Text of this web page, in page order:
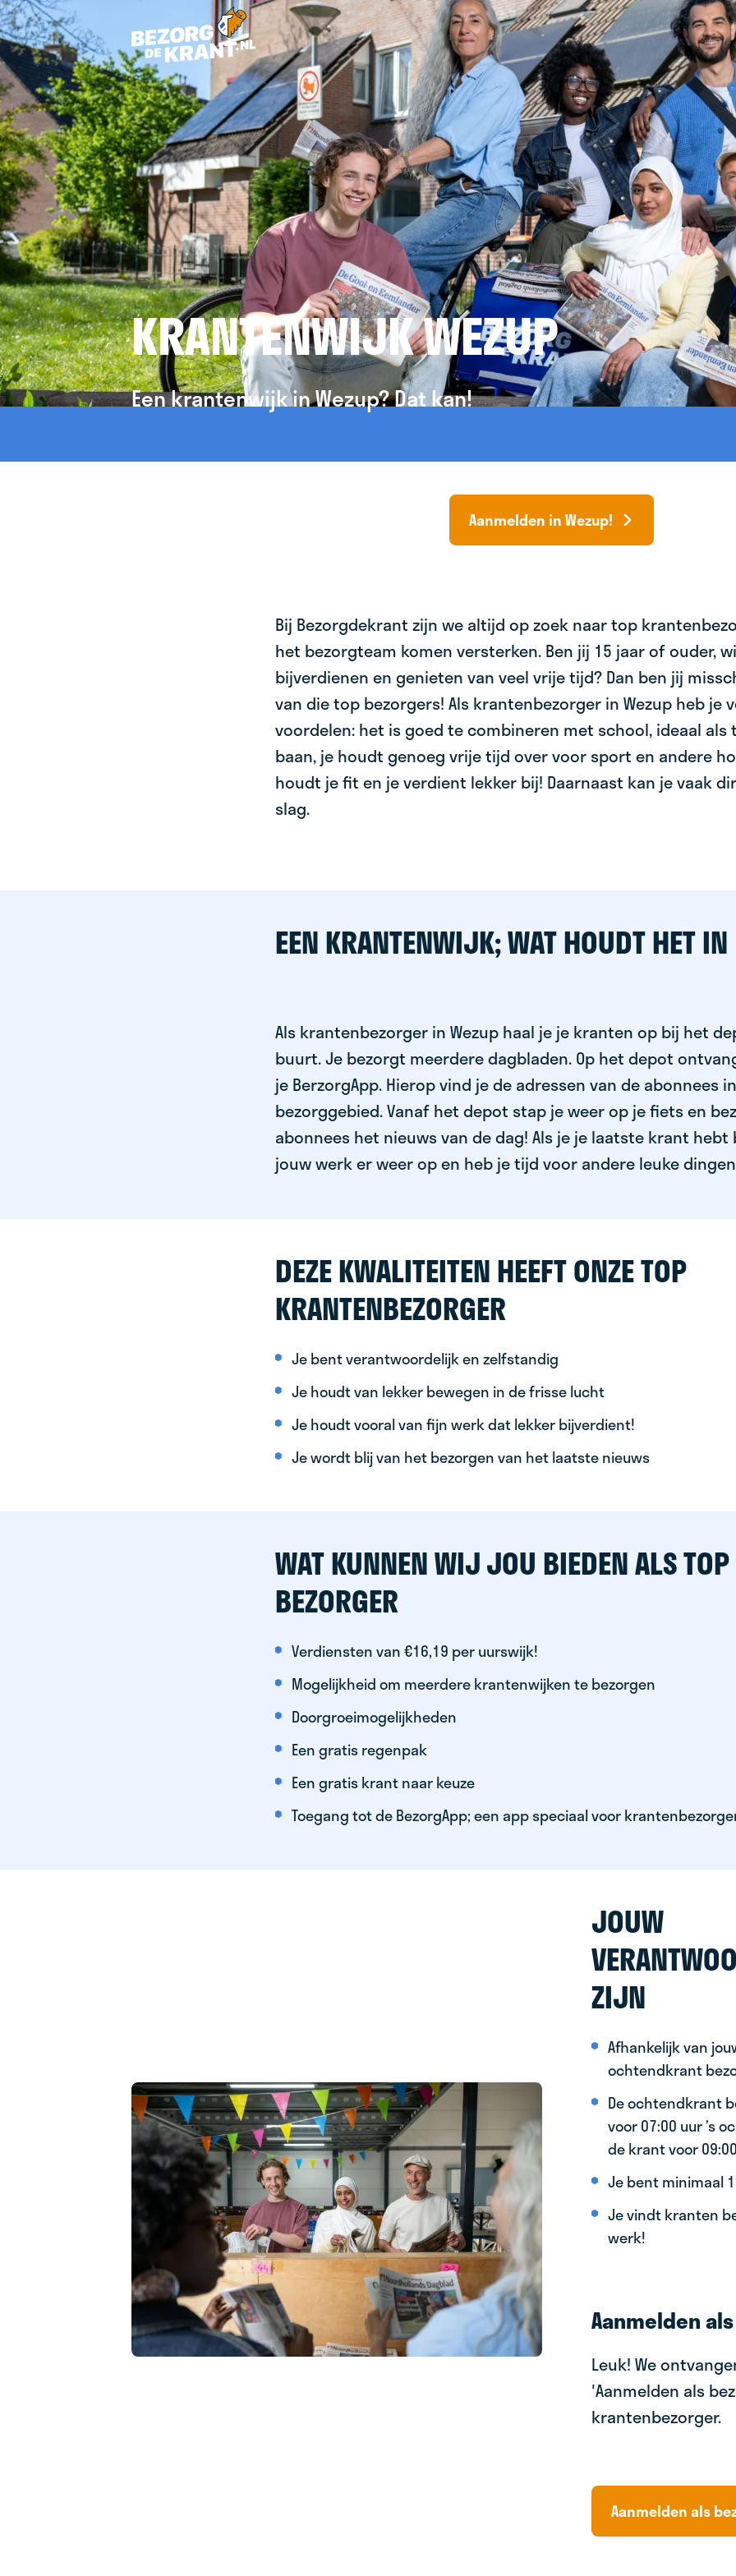
KRANTENWIJK WEZUP
Een krantenwijk in Wezup? Dat kan!
Aanmelden in Wezup!
Bij Bezorgdekrant zijn we altijd op zoek naar top
het bezorgteam komen versterken. Ben jij 15 jaar of ouder,
bijverdienen en genieten van veel vrije tijd? Dan ben jij
van die top bezorgers! Als krantenbezorger in Wezup heb je
voordelen: het is goed te combineren met school, ideaal als
baan, je houdt genoeg vrije tijd over voor sport en andere
houdt je fit en je verdient lekker bij! Daarnaast kan je vaak
slag.
EEN KRANTENWIJK; WAT HOUDT HET IN
Als krantenbezorger in Wezup haal je je kranten op bij het
buurt. Je bezorgt meerdere dagbladen. Op het depot
je BerzorgApp. Hierop vind je de adressen van de abonnees
bezorggebied. Vanaf het depot stap je weer op je fiets en
abonnees het nieuws van de dag! Als je je laatste krant hebt
jouw werk er weer op en heb je tijd voor andere leuke
DEZE KWALITEITEN HEEFT ONZE TOP
KRANTENBEZORGER
Je bent verantwoordelijk en zelfstandig
Je houdt van lekker bewegen in de frisse lucht
Je houdt vooral van fijn werk dat lekker bijverdient!
Je wordt blij van het bezorgen van het laatste nieuws
WAT KUNNEN WIJ JOU BIEDEN ALS TOP
BEZORGER
Verdiensten van €16,19 per uurswijk!
Mogelijkheid om meerdere krantenwijken te bezorgen
Doorgroeimogelijkheden
Een gratis regenpak
Een gratis krant naar keuze
Toegang tot de BezorgApp; een app speciaal voor
JOUW
ZIJN
Afhankelijk van
ochtendkrant
De ochtendkrant
voor 07:00 uur ’s
de krant voor
Je bent minimaal
Je vindt kranten
werk!
Aanmelden
Leuk! We
'Aanmelden als
krantenbezorger.
Aanmelden als